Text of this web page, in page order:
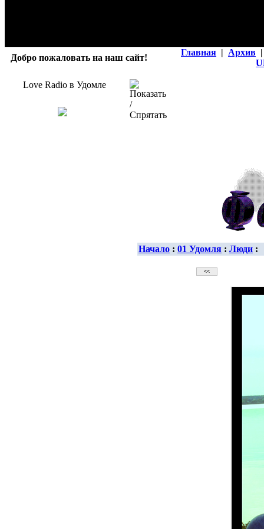
Добро пожаловать на наш сайт!
Главная | Архив |
Love Radio в Удомле
Начало : 01 Удомля : Люди :